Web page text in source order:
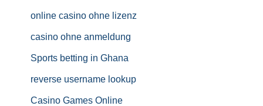
online casino ohne lizenz
casino ohne anmeldung
Sports betting in Ghana
reverse username lookup
Casino Games Online